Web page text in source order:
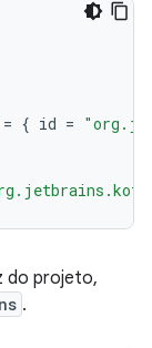
= { id =
do projeto,
.